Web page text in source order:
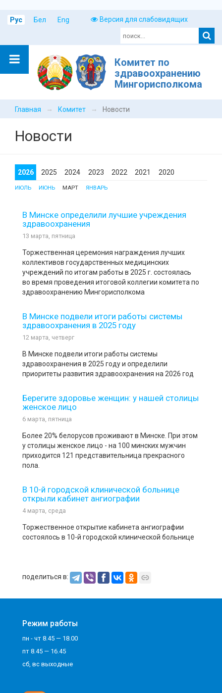
Рус Бел Eng Версия для слабовидящих
Комитет по
здравоохранению
Мингорисполкома
Главная → Комитет → Новости
Новости
2026 2025 2024 2023 2022 2021 2020
ИЮЛЬ ИЮНЬ МАРТ ЯНВАРЬ
В Минске определили лучшие учреждения
здравоохранения
13 марта, пятница
Торжественная церемония награждения лучших
коллективов государственных медицинских
учреждений по итогам работы в 2025 г. состоялась
во время проведения итоговой коллегии комитета по
здравоохранению Мингорисполкома
В Минске подвели итоги работы системы
здравоохранения в 2025 году
12 марта, четверг
В Минске подвели итоги работы системы
здравоохранения в 2025 году и определили
приоритеты развития здравоохранения на 2026 год
Берегите здоровье женщин: у нашей столицы
женское лицо
6 марта, пятница
Более 20% белорусов проживают в Минске. При этом
у столицы женское лицо - на 100 минских мужчин
приходится 121 представительница прекрасного
пола.
В 10-й городской клинической больнице
открыли кабинет ангиографии
4 марта, среда
Торжественное открытие кабинета ангиографии
состоялось в 10-й городской клинической больнице
поделиться в:
Режим работы
пн - чт 8.45 — 18.00
пт 8.45 — 16.45
сб, вс выходные